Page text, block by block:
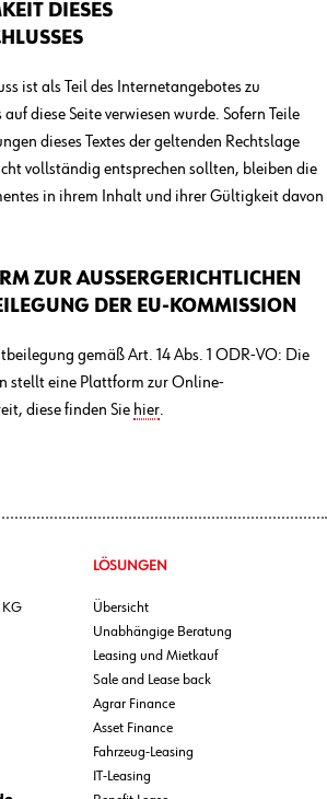
DIESES
ist als Teil des Internetangebotes zu
diese Seite verwiesen wurde. Sofern Teile
dieses Textes der geltenden Rechtslage
vollständig entsprechen sollten, bleiben die
in ihrem Inhalt und ihrer Gültigkeit davon
ZUR AUSSERGERICHTLICHEN
DER EU-KOMMISSION
gemäß Art. 14 Abs. 1 ODR-VO: Die
stellt eine Plattform zur Online-
diese finden Sie hier.
KG
LÖSUNGEN
Übersicht
Unabhängige Beratung
Leasing und Mietkauf
Sale and Lease back
Agrar Finance
Asset Finance
Fahrzeug-Leasing
IT-Leasing